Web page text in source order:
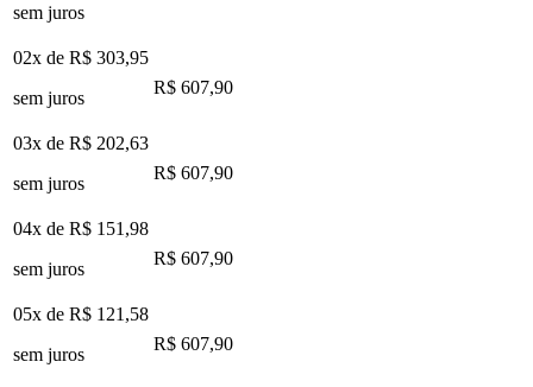
sem juros
02x de R$ 303,95
sem juros
R$ 607,90
03x de R$ 202,63
sem juros
R$ 607,90
04x de R$ 151,98
sem juros
R$ 607,90
05x de R$ 121,58
sem juros
R$ 607,90